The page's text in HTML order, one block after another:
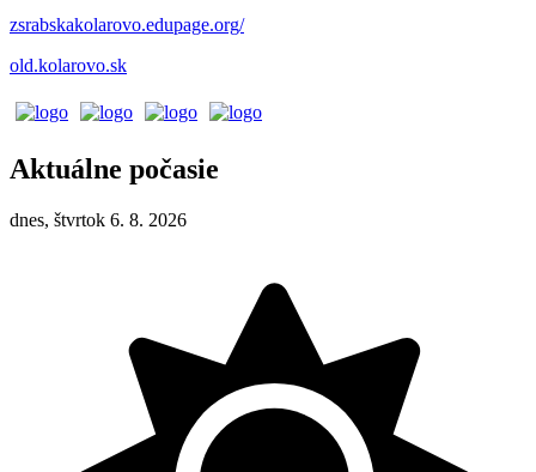
zsrabskakolarovo.edupage.org/
old.kolarovo.sk
Aktuálne počasie
dnes, štvrtok 6. 8. 2026